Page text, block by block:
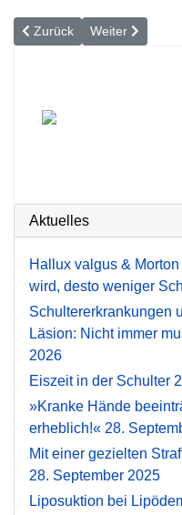
Vorheriger Beitrag: So
Zurück Nächster
Weiter
Aktuelles
Hallux valgus &
wird, desto weniger
Schultererkrankungen
Läsion: Nicht immer
2026
Eiszeit in der Schulter
»Kranke Hände
erheblich!« 28.
Mit einer gezielten
28. September 2025
Liposuktion bei